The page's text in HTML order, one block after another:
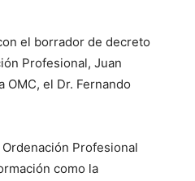
el borrador de decreto
Profesional, Juan
el Dr. Fernando
Profesional
como la